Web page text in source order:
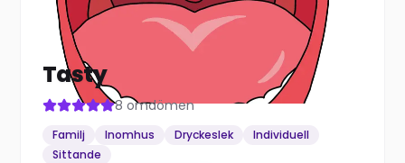
Tasty
8 omdömen
Familj Inomhus Dryckeslek
Individuell
Sittande